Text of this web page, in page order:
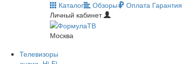
Каталог Обзоры Оплата Гарантия
Личный кабинет
Москва
Телевизоры